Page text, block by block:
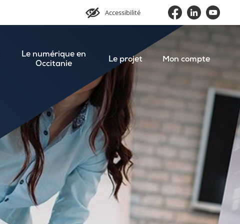
Accessibilité
Le numérique en
Occitanie
Le projet Mon compte